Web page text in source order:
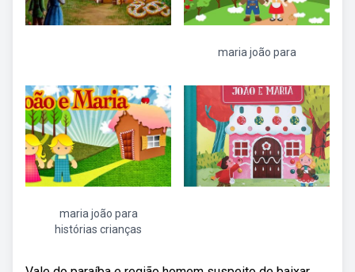
maria joão para
maria joão para
histórias crianças